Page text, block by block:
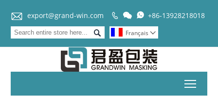
 export@grand-win.com    +86-13928218018
 Français 